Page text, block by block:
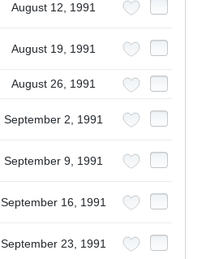
August 12, 1991
August 19, 1991
August 26, 1991
September 2, 1991
September 9, 1991
September 16, 1991
September 23, 1991